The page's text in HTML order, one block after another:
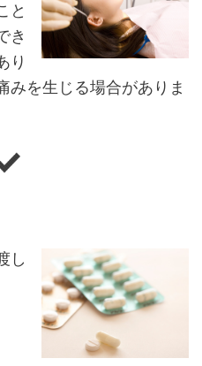
と
き
り
みを生じる場合がありま
し